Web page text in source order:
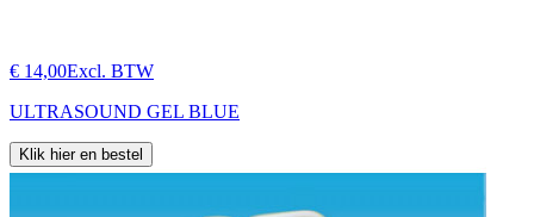
€ 14,00Excl. BTW
ULTRASOUND GEL BLUE
Klik hier en bestel